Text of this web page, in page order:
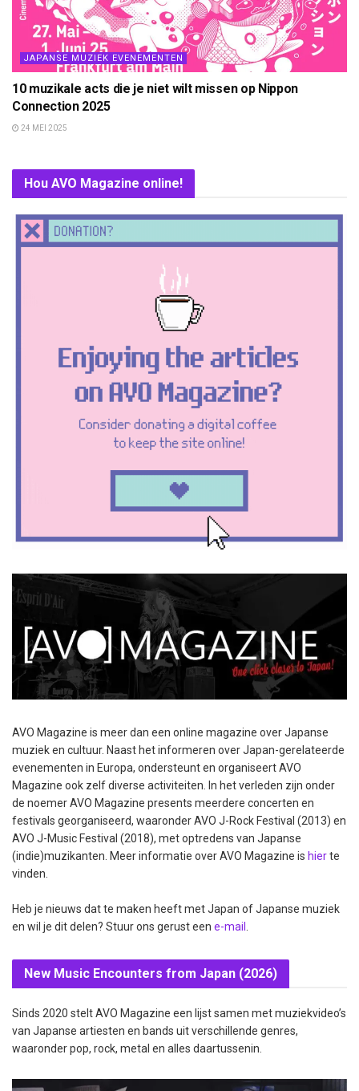
JAPANSE MUZIEK EVENEMENTEN
10 muzikale acts die je niet wilt missen op Nippon
Connection 2025
24 MEI 2025
Hou AVO Magazine online!
AVO Magazine is meer dan een online magazine over Japanse
muziek en cultuur. Naast het informeren over Japan-gerelateerde
evenementen in Europa, ondersteunt en organiseert AVO
Magazine ook zelf diverse activiteiten. In het verleden zijn onder
de noemer AVO Magazine presents meerdere concerten en
festivals georganiseerd, waaronder AVO J-Rock Festival (2013) en
AVO J-Music Festival (2018), met optredens van Japanse
(indie)muzikanten. Meer informatie over AVO Magazine is hierte
vinden.
Heb je nieuws dat te maken heeft met Japan of Japanse muziek
en wil je dit delen? Stuur ons gerust een e-mail
New Music Encounters from Japan (2026)
Sinds 2020 stelt AVO Magazine een lijst samen met muziekvideo’s
van Japanse artiesten en bands uit verschillende genres,
waaronder pop, rock, metal en alles daartussenin.